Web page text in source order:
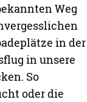
Weg
in der
in unsere
So
oder die